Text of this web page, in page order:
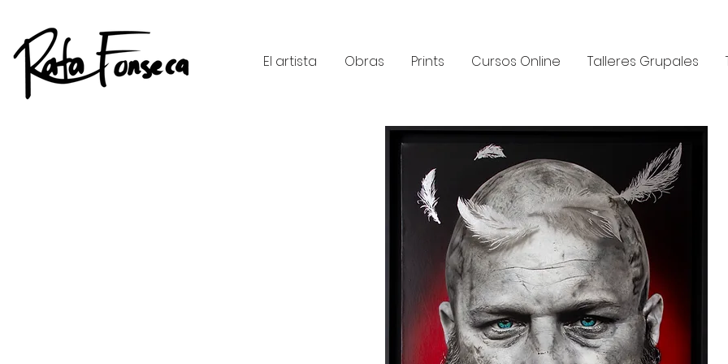
El artista Obras Prints Cursos Online Talleres Grupales